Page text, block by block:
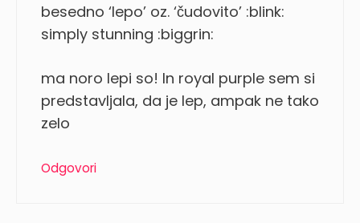
besedno ‘lepo’ oz. ‘čudovito’ :blink:
simply stunning :biggrin:
ma noro lepi so! In royal purple sem si
predstavljala, da je lep, ampak ne tako
zelo
Odgovori